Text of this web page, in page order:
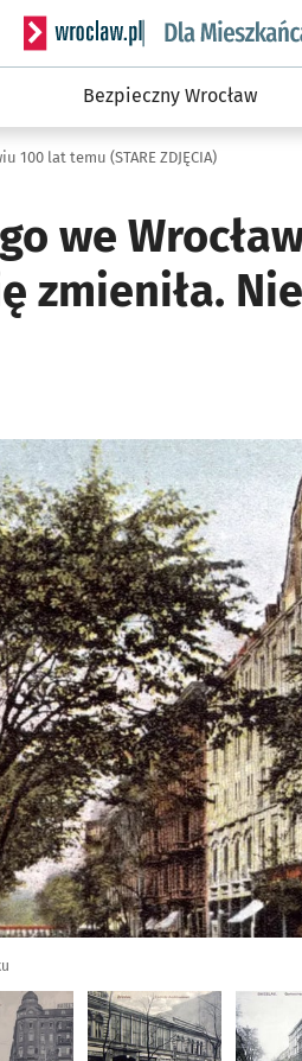
Serwis informacyjny wroclaw.pl
Bezpieczny Wrocław
100 lat temu (STARE ZDJĘCIA)
we
zmieniła.